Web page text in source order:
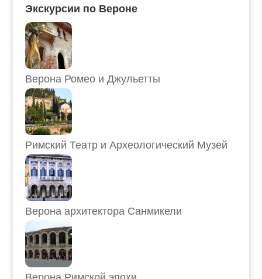
Экскурсии по Вероне
Верона Ромео и Джульетты
Римский Театр и Археологический Музей
Верона архитектора Санмикели